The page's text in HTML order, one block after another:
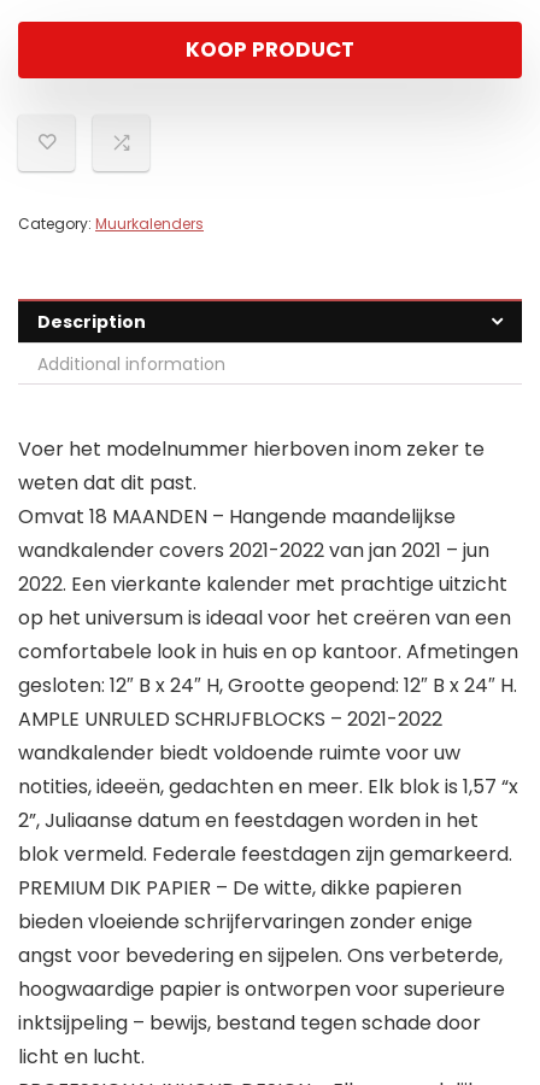
KOOP PRODUCT
Category: Muurkalenders
Description
Additional information
Voer het modelnummer hierboven inom zeker te
weten dat dit past.
Omvat 18 MAANDEN – Hangende maandelijkse
wandkalender covers 2021-2022 van jan 2021 – jun
2022. Een vierkante kalender met prachtige uitzicht
op het universum is ideaal voor het creëren van een
comfortabele look in huis en op kantoor. Afmetingen
gesloten: 12″ B x 24″ H, Grootte geopend: 12″ B x 24″ H.
AMPLE UNRULED SCHRIJFBLOCKS – 2021-2022
wandkalender biedt voldoende ruimte voor uw
notities, ideeën, gedachten en meer. Elk blok is 1,57 “x
2”, Juliaanse datum en feestdagen worden in het
blok vermeld. Federale feestdagen zijn gemarkeerd.
PREMIUM DIK PAPIER – De witte, dikke papieren
bieden vloeiende schrijfervaringen zonder enige
angst voor bevedering en sijpelen. Ons verbeterde,
hoogwaardige papier is ontworpen voor superieure
inktsijpeling – bewijs, bestand tegen schade door
licht en lucht.